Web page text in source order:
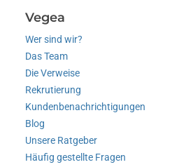
Vegea
Wer sind wir?
Das Team
Die Verweise
Rekrutierung
Kundenbenachrichtigungen
Blog
Unsere Ratgeber
Häufig gestellte Fragen